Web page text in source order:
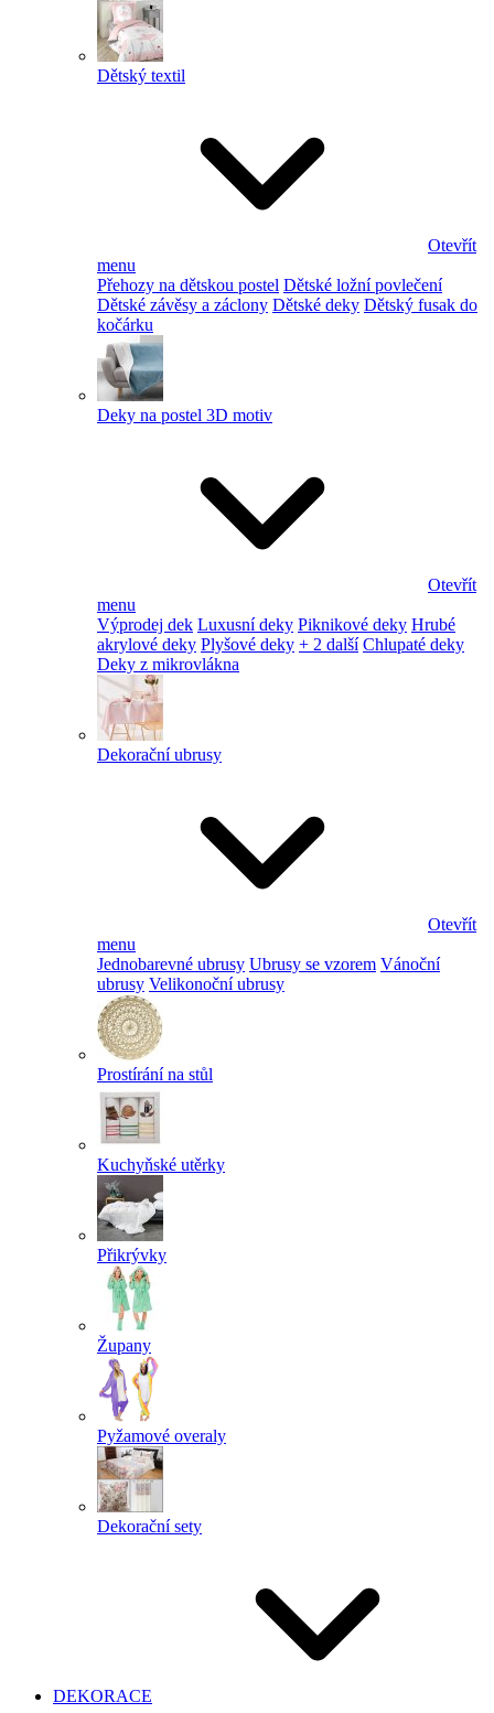
Dětský textil
Otevřít
menu
Přehozy na dětskou postel Dětské ložní povlečení
Dětské závěsy a záclony Dětské deky Dětský fusak do
kočárku
Deky na postel 3D motiv
Otevřít
menu
Výprodej dek Luxusní deky Piknikové deky Hrubé
akrylové deky Plyšové deky + 2 další Chlupaté deky
Deky z mikrovlákna
Dekorační ubrusy
Otevřít
menu
Jednobarevné ubrusy Ubrusy se vzorem Vánoční
ubrusy Velikonoční ubrusy
Prostírání na stůl
Kuchyňské utěrky
Přikrývky
Župany
Pyžamové overaly
Dekorační sety
DEKORACE